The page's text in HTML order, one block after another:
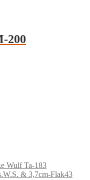
200
Wulf Ta-183
& 3,7cm-Flak43